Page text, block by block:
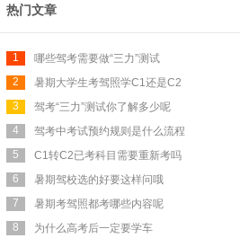
热门文章
1
哪些驾考需要做“三力”测试
2
暑期大学生考驾照学C1还是C2
3
驾考“三力”测试你了解多少呢
4
驾考中考试预约规则是什么流程
5
C1转C2已考科目需要重新考吗
6
暑期驾校选的好要这样问哦
7
暑期考驾照都考哪些内容呢
8
为什么高考后一定要学车